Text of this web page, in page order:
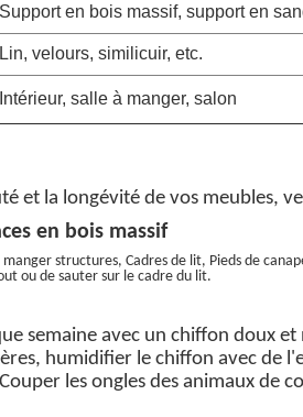
Support en bois massif, support en
Lin, velours, similicuir, etc.
Intérieur, salle à manger, salon
et la longévité de vos meubles,
en bois massif
manger structures, Cadres de lit, Pieds de
ou de sauter sur le cadre du lit.
semaine avec un chiffon doux
humidifier le chiffon avec de
Couper les ongles des animaux de